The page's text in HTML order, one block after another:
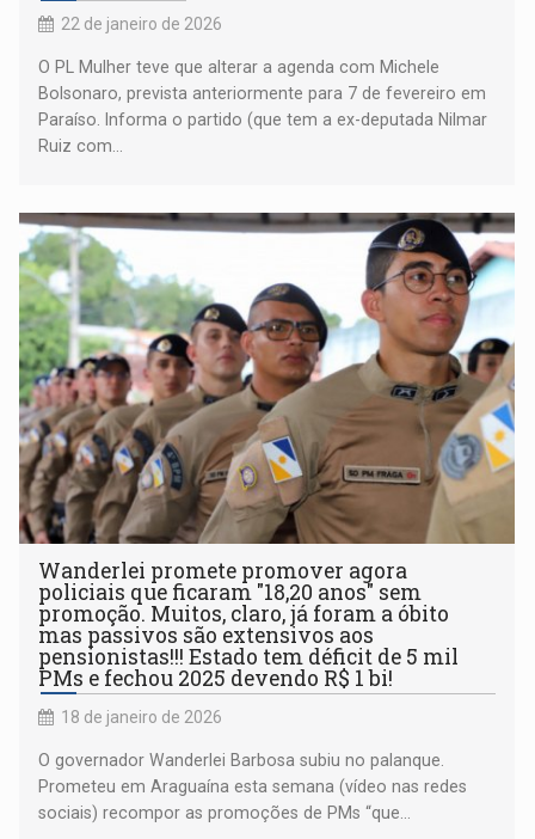
22 de janeiro de 2026
O PL Mulher teve que alterar a agenda com Michele
Bolsonaro, prevista anteriormente para 7 de fevereiro em
Paraíso. Informa o partido (que tem a ex-deputada Nilmar
Ruiz com...
Wanderlei promete promover agora
policiais que ficaram "18,20 anos" sem
promoção. Muitos, claro, já foram a óbito
mas passivos são extensivos aos
pensionistas!!! Estado tem déficit de 5 mil
PMs e fechou 2025 devendo R$ 1 bi!
18 de janeiro de 2026
O governador Wanderlei Barbosa subiu no palanque.
Prometeu em Araguaína esta semana (vídeo nas redes
sociais) recompor as promoções de PMs “que...